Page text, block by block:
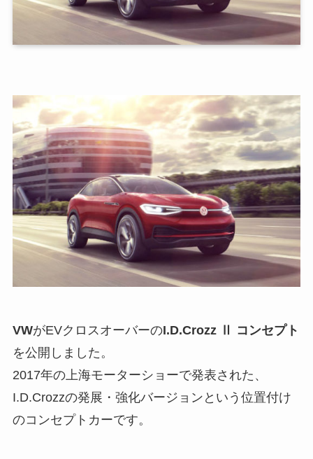
VWがEVクロスオーバーのI.D.Crozz Ⅱ コンセプト
を公開しました。
2017年の上海モーターショーで発表された、
I.D.Crozzの発展・強化バージョンという位置付け
のコンセプトカーです。